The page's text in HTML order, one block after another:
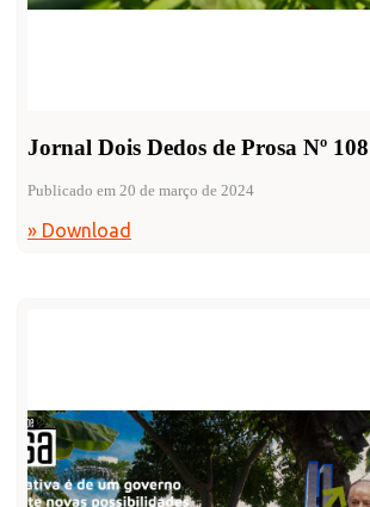
Jornal Dois Dedos de Prosa Nº 108
Publicado em 20 de março de 2024
» Download